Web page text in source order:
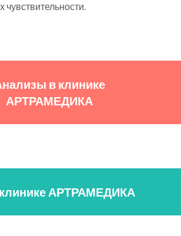
в клинике
АРТРАМЕДИКА
АРТРАМЕДИКА